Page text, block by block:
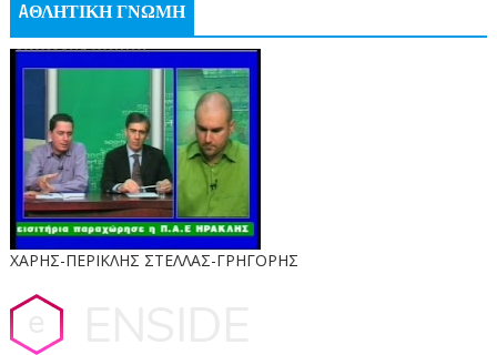
AΘΛΗΤΙΚΗ ΓΝΩΜΗ
ΧΑΡΗΣ-ΠΕΡΙΚΛΗΣ ΣΤΕΛΛΑΣ-ΓΡΗΓΟΡΗΣ